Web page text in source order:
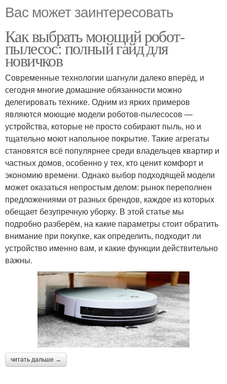
Вас может заинтересовать
Как выбрать моющий робот-
пылесос: полный гайд для
новичков
Современные технологии шагнули далеко вперёд, и
сегодня многие домашние обязанности можно
делегировать технике. Одним из ярких примеров
являются моющие модели роботов-пылесосов —
устройства, которые не просто собирают пыль, но и
тщательно моют напольное покрытие. Такие агрегаты
становятся всё популярнее среди владельцев квартир и
частных домов, особенно у тех, кто ценит комфорт и
экономию времени. Однако выбор подходящей модели
может оказаться непростым делом: рынок переполнен
предложениями от разных брендов, каждое из которых
обещает безупречную уборку. В этой статье мы
подробно разберём, на какие параметры стоит обратить
внимание при покупке, как определить, подходит ли
устройство именно вам, и какие функции действительно
важны.
читать дальше →